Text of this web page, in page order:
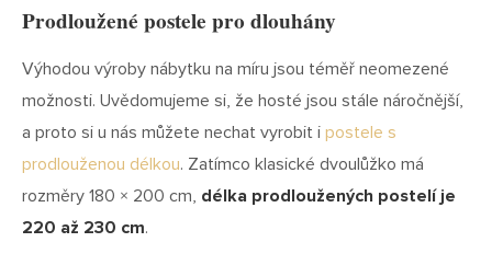
Prodloužené postele pro dlouhány
Výhodou výroby nábytku na míru jsou téměř neomezené
možnosti. Uvědomujeme si, že hosté jsou stále náročnější,
a proto si u nás můžete nechat vyrobit i postele s
prodlouženou délkou. Zatímco klasické dvoulůžko má
rozměry 180 × 200 cm, délka prodloužených postelí je
220 až 230 cm.